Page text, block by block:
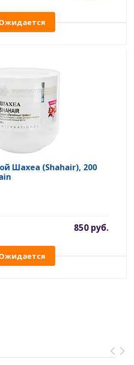
Шахеа (Shahair), 200
850 руб.